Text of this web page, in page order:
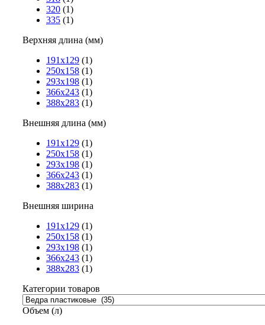
320 (1)
335 (1)
Верхняя длина (мм)
191х129 (1)
250х158 (1)
293х198 (1)
366х243 (1)
388х283 (1)
Внешняя длина (мм)
191х129 (1)
250х158 (1)
293х198 (1)
366х243 (1)
388х283 (1)
Внешняя ширина
191х129 (1)
250х158 (1)
293х198 (1)
366х243 (1)
388х283 (1)
Категории товаров
Объем (л)